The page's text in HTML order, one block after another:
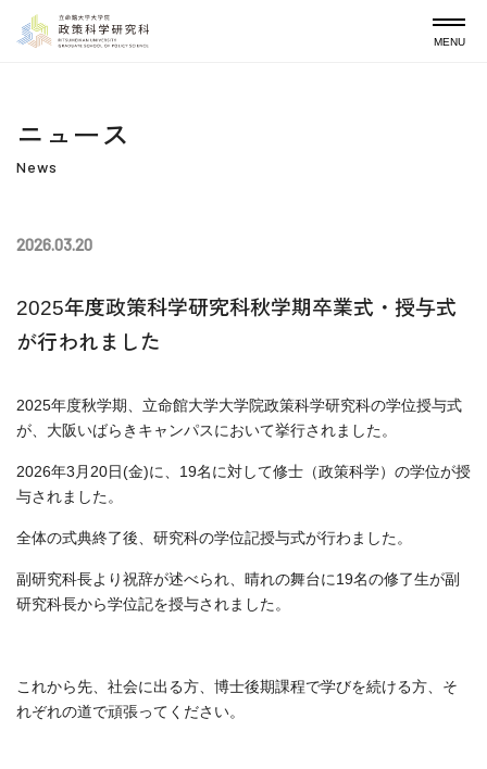
ニュース
News
2026.03.20
2025年度政策科学研究科秋学期卒業式・授与式
が行われました
2025年度秋学期、立命館大学大学院政策科学研究科の学位授与式
が、大阪いばらきキャンパスにおいて挙行されました。
2026年3月20日(金)に、19名に対して修士（政策科学）の学位が授
与されました。
全体の式典終了後、研究科の学位記授与式が行わました。
副研究科長より祝辞が述べられ、晴れの舞台に19名の修了生が副
研究科長から学位記を授与されました。
これから先、社会に出る方、博士後期課程で学びを続ける方、そ
れぞれの道で頑張ってください。